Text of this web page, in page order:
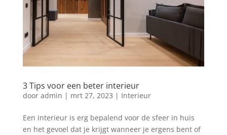
3 Tips voor een beter interieur
door admin | mrt 27, 2023 | Interieur
Een interieur is erg bepalend voor de sfeer in huis
en het gevoel dat je krijgt wanneer je ergens bent of